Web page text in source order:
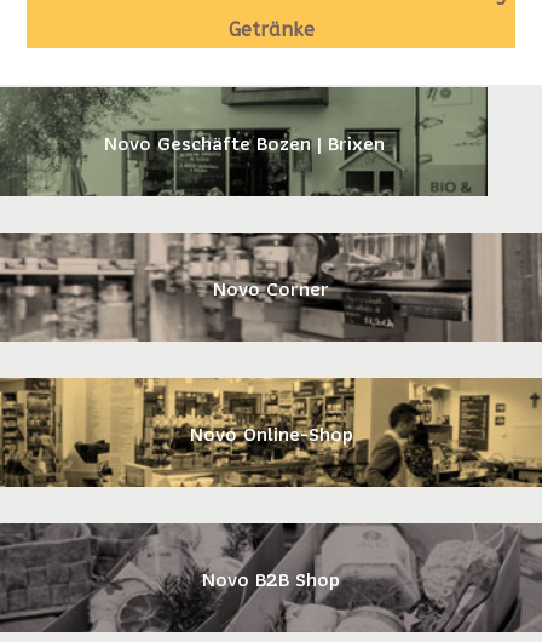
Getränke
Novo Geschäfte Bozen | Brixen
Novo Corner
Novo Online-Shop
Novo B2B Shop